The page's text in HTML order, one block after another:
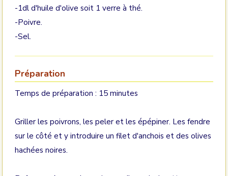
-1dl d'huile d'olive soit 1 verre à thé.
-Poivre.
-Sel.
Préparation
Temps de préparation : 15 minutes
Griller les poivrons, les peler et les épépiner. Les fendre
sur le côté et y introduire un filet d'anchois et des olives
hachées noires.